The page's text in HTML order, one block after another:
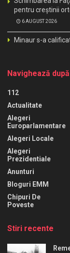
pentru creştinii
6 AUGUST 2026
Minaur s-a
Navighează
112
Actualitate
Alegeri
Europarlamentare
Alegeri Locale
Alegeri
Prezidentiale
Anunturi
Bloguri EMM
Chipuri De
Poveste
Stiri recente